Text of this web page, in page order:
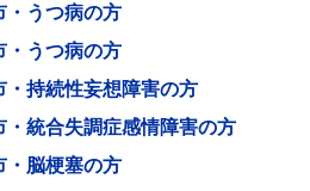
うつ病の方
うつ病の方
持続性妄想障害の方
統合失調症感情障害の方
脳梗塞の方